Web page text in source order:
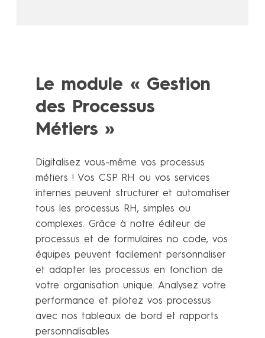
Le module « Gestion
des Processus
Métiers »
Digitalisez vous-même vos processus
métiers ! Vos CSP RH ou vos services
internes peuvent structurer et automatiser
tous les processus RH, simples ou
complexes. Grâce à notre éditeur de
processus et de formulaires no code, vos
équipes peuvent facilement personnaliser
et adapter les processus en fonction de
votre organisation unique. Analysez votre
performance et pilotez vos processus
avec nos tableaux de bord et rapports
personnalisables